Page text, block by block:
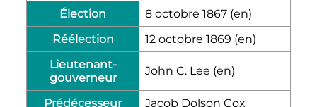
Élection 8 octobre 1867 (en)
Réélection
12 octobre 1869 (en)
Lieutenant-
gouverneur
John C. Lee (en)
Prédécesseur Jacob Dolson Cox